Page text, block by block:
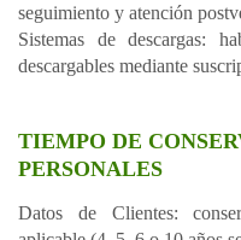
seguimiento y atención
Sistemas de descargas:
descargables mediante
TIEMPO DE
PERSONALES
Datos de Clientes: